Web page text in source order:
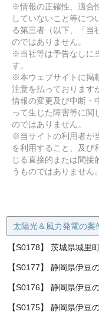
※情報の正確性、適合
していないこと等につ
る第三者（以下、「当
のではありません。
※当社等は予告なしに
す。
※本ウェブサイトに掲
注意を払っております
情報の変更及び中断・
って生じた障害等に関
のではありません。
※当サイトの利用者が
を利用すること、及び
じる直接的または間接
うものではありません。
太陽光＆風力発電の案
【S0178】 茨城県城里
【S0177】 静岡県伊豆
【S0176】 静岡県伊豆
【S0175】 静岡県伊豆